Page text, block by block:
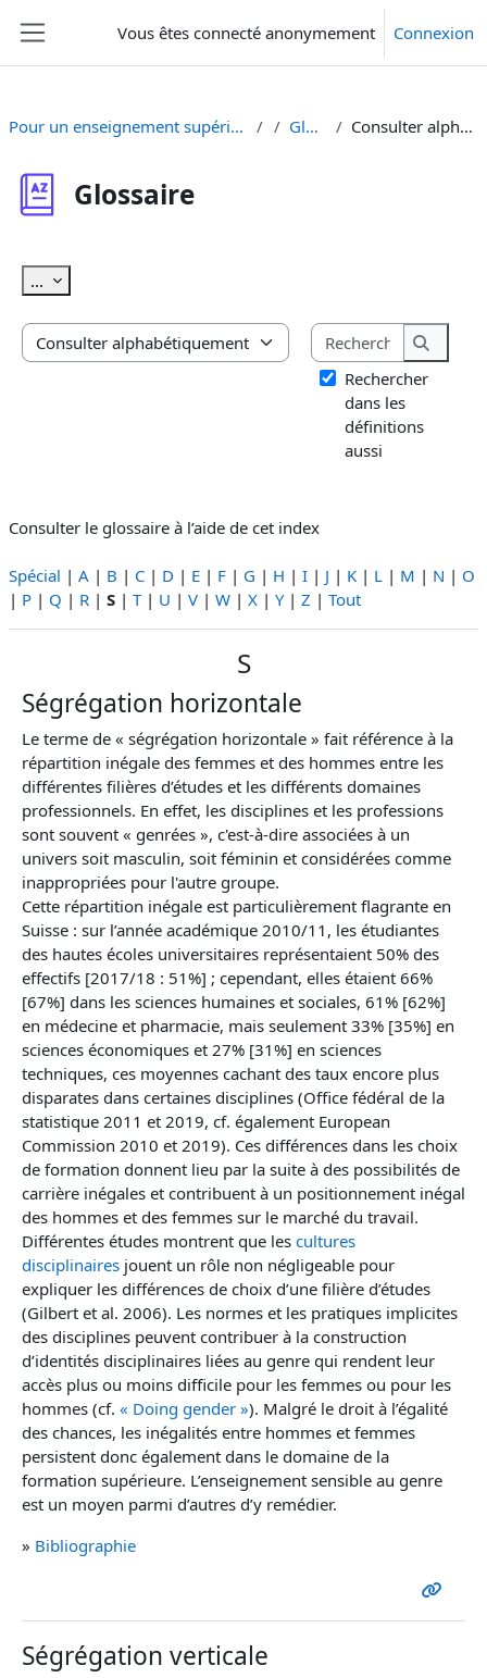
Vous êtes connecté anonymement Connexion
Pour un enseignement supérieur sensible au genre Glossaire Consulter alphabétiquement
Glossaire
... Exporter des articles
Consulter le glossaire à l’aide de cet index
Rechercher
Rechercher
dans les
définitions
aussi
Consulter le glossaire à l’aide de cet index
Spécial | A | B | C | D | E | F | G | H | I | J | K | L | M | N | O
| P | Q | R | S | T| U | V | W | X | Y| Z | Tout
S
Ségrégation horizontale
Le terme de « ségrégation horizontale » fait référence à la
répartition inégale des femmes et des hommes entre les
différentes filières d’études et les différents domaines
professionnels. En effet, les disciplines et les professions
sont souvent « genrées », c'est-à-dire associées à un
univers soit masculin, soit féminin et considérées comme
inappropriées pour l'autre groupe.
Cette répartition inégale est particulièrement flagrante en
Suisse : sur l’année académique 2010/11, les étudiantes
des hautes écoles universitaires représentaient 50% des
effectifs [2017/18 : 51%] ; cependant, elles étaient 66%
[67%] dans les sciences humaines et sociales, 61% [62%]
en médecine et pharmacie, mais seulement 33% [35%] en
sciences économiques et 27% [31%] en sciences
techniques, ces moyennes cachant des taux encore plus
disparates dans certaines disciplines (Office fédéral de la
statistique 2011 et 2019, cf. également European
Commission 2010 et 2019). Ces différences dans les choix
de formation donnent lieu par la suite à des possibilités de
carrière inégales et contribuent à un positionnement inégal
des hommes et des femmes sur le marché du travail.
Différentes études montrent que les cultures
disciplinaires jouent un rôle non négligeable pour
expliquer les différences de choix d’une filière d’études
(Gilbert et al. 2006). Les normes et les pratiques implicites
des disciplines peuvent contribuer à la construction
d’identités disciplinaires liées au genre qui rendent leur
accès plus ou moins difficile pour les femmes ou pour les
hommes (cf. « Doing gender »). Malgré le droit à l’égalité
des chances, les inégalités entre hommes et femmes
persistent donc également dans le domaine de la
formation supérieure. L’enseignement sensible au genre
est un moyen parmi d’autres d’y remédier.
» Bibliographie
Ségrégation verticale